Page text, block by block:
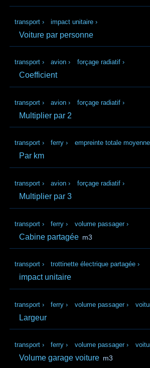
transport › impact unitaire ›
Voiture par personne
transport › avion › forçage radiatif ›
Coefficient
transport › avion › forçage radiatif ›
Multiplier par 2
transport › ferry › empreinte totale moyenne
Par km
transport › avion › forçage radiatif ›
Multiplier par 3
transport › ferry › volume passager ›
Cabine partagée m3
transport › trottinette électrique partagée ›
impact unitaire
transport › ferry › volume passager ›
Largeur
transport › ferry › volume passager ›
Volume garage voiture m3